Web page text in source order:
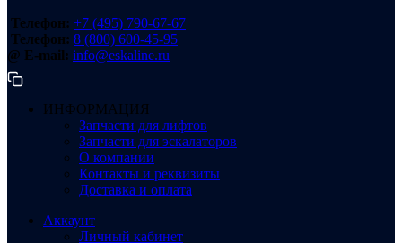
Телефон: +7 (495) 790-67-67
Телефон: 8 (800) 600-45-95
@ E-mail: info@eskaline.ru
ИНФОРМАЦИЯ
Запчасти для лифтов
Запчасти для эскалаторов
О компании
Контакты и реквизиты
Доставка и оплата
Аккаунт
Личный кабинет